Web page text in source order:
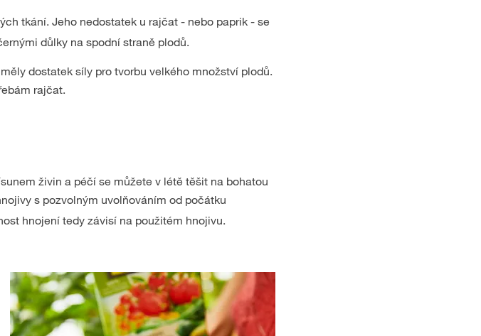
tkání. Jeho nedostatek u rajčat - nebo paprik - se
důlky na spodní straně plodů.
dostatek síly pro tvorbu velkého množství plodů.
rajčat.
živin a péčí se můžete v létě těšit na bohatou
s pozvolným uvolňováním od počátku
hnojení tedy závisí na použitém hnojivu.